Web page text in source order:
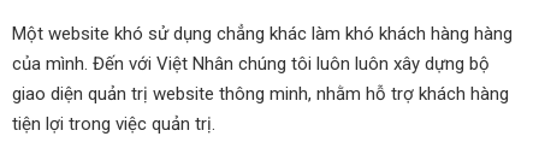
Một website khó sử dụng chẳng khác làm khó khách hàng hàng
của mình. Đến với Việt Nhân chúng tôi luôn luôn xây dựng bộ
giao diện quản trị website thông minh, nhằm hỗ trợ khách hàng
tiện lợi trong việc quản trị.